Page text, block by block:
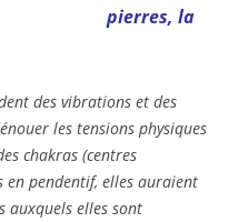
pierres, la
des vibrations et des
les tensions physiques
chakras (centres
en pendentif, elles auraient
auxquels elles sont